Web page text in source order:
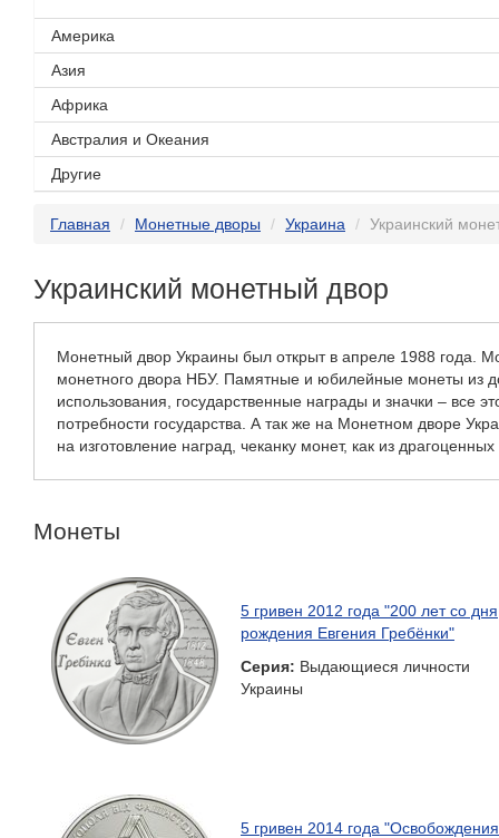
Америка
Азия
Африка
Австралия и Океания
Другие
Главная Монетные дворы Украина Украинский
Украинский монетный двор
Монетный двор Украины был открыт в апреле 1988 года.
монетного двора НБУ. Памятные и юбилейные монеты из
использования, государственные награды и значки – все
потребности государства. А так же на Монетном дворе
на изготовление наград, чеканку монет, как из
Монеты
5 гривен 2012 года "200 лет со дня
рождения Евгения Гребёнки"
Серия: Выдающиеся личности
Украины
5 гривен 2014 года "Освобождения